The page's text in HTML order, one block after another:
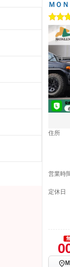
ＭＯ
住所
営業時
定休日